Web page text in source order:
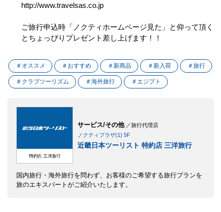
http://www.travelsas.co.jp
ご旅行申込時「ノクティホームページ見た」と仰って頂く
とちょっぴりプレゼント差し上げます！！
＃オススメ ＃おすすめ ＃新商品 ＃新入荷 ＃旅行
＃クラブツーリズム ＃海外旅行 ＃エジプト
サービス/その他／旅行代理店
ノクティプラザ(1) 5F
近畿日本ツーリスト 特約店 三洋旅行
国内旅行・海外旅行を問わず、お客様のご希望する旅行プランを
旅のエキスパートがご紹介いたします。